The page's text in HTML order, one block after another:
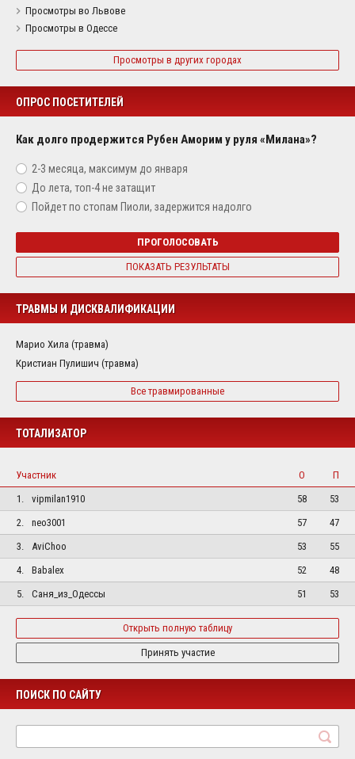
Просмотры во Львове
Просмотры в Одессе
Просмотры в других городах
ОПРОС ПОСЕТИТЕЛЕЙ
Как долго продержится Рубен Аморим у руля «Милана»?
2-3 месяца, максимум до января
До лета, топ-4 не затащит
Пойдет по стопам Пиоли, задержится надолго
ПРОГОЛОСОВАТЬ
ПОКАЗАТЬ РЕЗУЛЬТАТЫ
ТРАВМЫ И ДИСКВАЛИФИКАЦИИ
Марио Хила (травма)
Кристиан Пулишич (травма)
Все травмированные
ТОТАЛИЗАТОР
Участник О
П
1.
vipmilan1910 58
53
2.
neo3001 57
47
3.
AviChoo 53
55
4.
Babalex 52
48
5.
Саня_из_Одессы 51 53
Открыть полную таблицу
Принять участие
ПОИСК ПО САЙТУ